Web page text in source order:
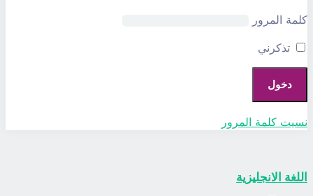
كلمة المرور
تذكرني
نسيت كلمة المرور
اللغة الانجليزية